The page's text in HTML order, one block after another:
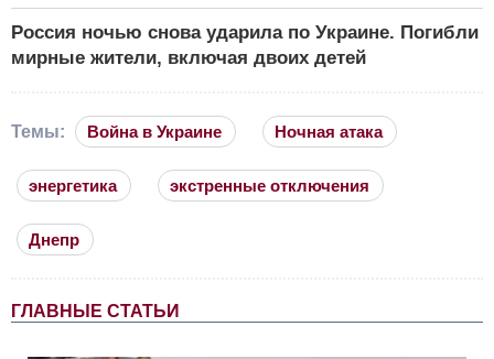
Россия ночью снова ударила по Украине. Погибли
мирные жители, включая двоих детей
Темы: Война в Украине Ночная атака
энергетика экстренные отключения
Днепр
ГЛАВНЫЕ СТАТЬИ